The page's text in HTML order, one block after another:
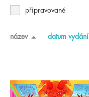
připravované
název datum vydání